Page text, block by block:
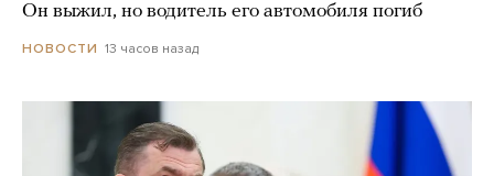
Он выжил, но водитель его автомобиля погиб
НОВОСТИ 13 часов назад